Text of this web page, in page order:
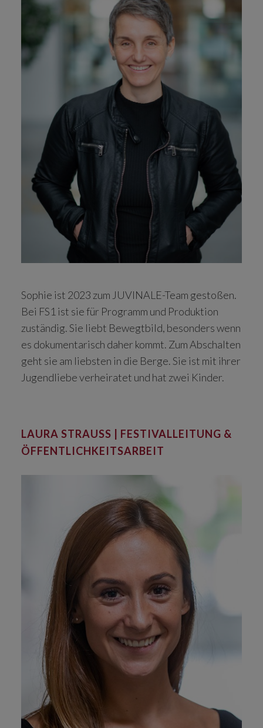
Sophie ist 2023 zum JUVINALE-Team gestoßen.
Bei FS1 ist sie für Programm und Produktion
zuständig. Sie liebt Bewegtbild, besonders wenn
es dokumentarisch daher kommt. Zum Abschalten
geht sie am liebsten in die Berge. Sie ist mit ihrer
Jugendliebe verheiratet und hat zwei Kinder.
LAURA STRAUSS | FESTIVALLEITUNG &
ÖFFENTLICHKEITSARBEIT